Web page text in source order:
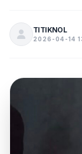
TITIKNOL
2026-04-14